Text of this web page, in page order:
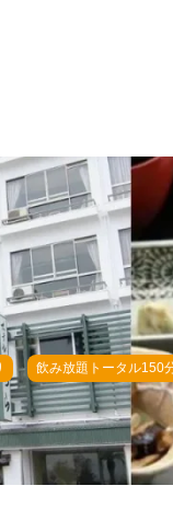
飲み放題トータル150